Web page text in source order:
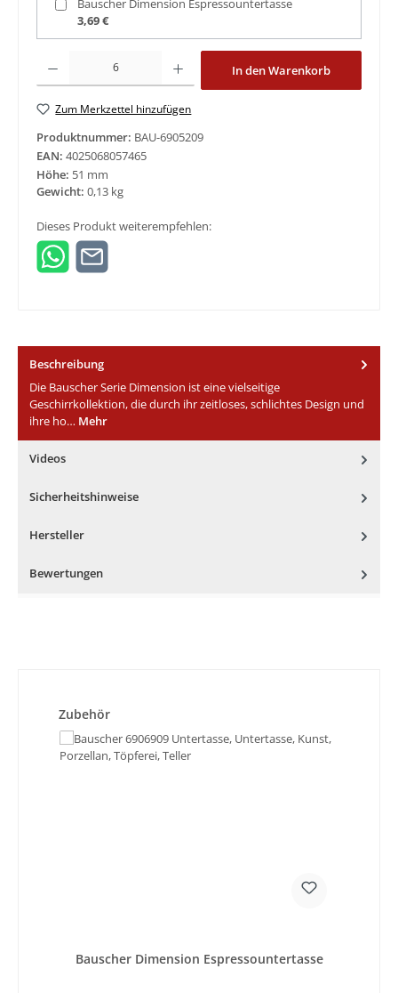
Bauscher Dimension Espressountertasse
3,69 €
Produkt Anzahl: Gib den gewünschten Wert ein oder benutze die
In den Warenkorb
Zum Merkzettel hinzufügen
Produktnummer: BAU-6905209
EAN: 4025068057465
Höhe: 51 mm
Gewicht: 0,13 kg
Dieses Produkt weiterempfehlen:
Beschreibung
Die Bauscher Serie Dimension ist eine vielseitige
Geschirrkollektion, die durch ihr zeitloses, schlichtes Design und
ihre ho… Mehr
Videos
Sicherheitshinweise
Hersteller
Bewertungen
Produktgalerie überspringen
Zubehör
Bauscher Dimension Espressountertasse